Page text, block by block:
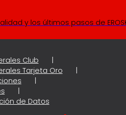
y los últimos pasos de
Club
Tarjeta Oro
de Datos